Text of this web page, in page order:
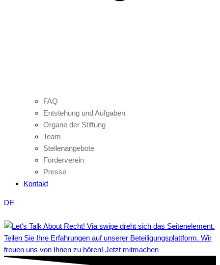
FAQ
Entstehung und Aufgaben
Organe der Stiftung
Team
Stellenangebote
Förderverein
Presse
Kontakt
DE
Teilen Sie Ihre Erfahrungen auf unserer Beteiligungsplattform. Wir
freuen uns von Ihnen zu hören! Jetzt mitmachen